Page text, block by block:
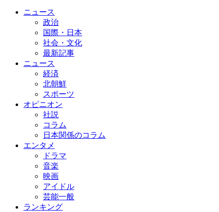
ニュース
政治
国際・日本
社会・文化
最新記事
ニュース
経済
北朝鮮
スポーツ
オピニオン
社説
コラム
日本関係のコラム
エンタメ
ドラマ
音楽
映画
アイドル
芸能一般
ランキング